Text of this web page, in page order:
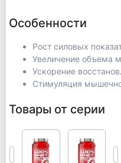
Особенности
Рост силовых
Увеличение объема
Ускорение
Стимуляция
Товары от серии